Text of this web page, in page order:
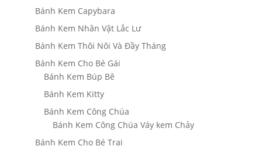
Bánh Kem Capybara
Bánh Kem Nhân Vật Lắc Lư
Bánh Kem Thôi Nôi Và Đầy Tháng
Bánh Kem Cho Bé Gái
Bánh Kem Búp Bê
Bánh Kem Kitty
Bánh Kem Công Chúa
Bánh Kem Công Chúa Váy kem Chảy
Bánh Kem Cho Bé Trai